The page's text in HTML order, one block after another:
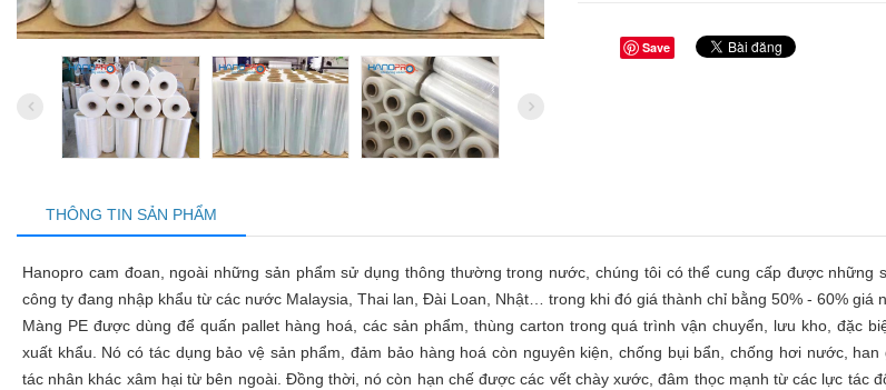
Save
THÔNG TIN SẢN PHẨM
Hanopro cam đoan, ngoài những sản phẩm sử dụng thông thường trong nước, chúng tôi có thể cung cấp được những
công ty đang nhập khẩu từ các nước Malaysia, Thai lan, Đài Loan, Nhật… trong khi đó giá thành chỉ bằng 50% - 60% giá
Màng PE được dùng để quấn pallet hàng hoá, các sản phẩm, thùng carton trong quá trình vận chuyển, lưu kho, đặc
xuất khẩu. Nó có tác dụng bảo vệ sản phẩm, đảm bảo hàng hoá còn nguyên kiện, chống bụi bẩn, chống hơi nước,
tác nhân khác xâm hại từ bên ngoài. Đồng thời, nó còn hạn chế được các vết chày xước, đâm thọc mạnh từ các lực tác